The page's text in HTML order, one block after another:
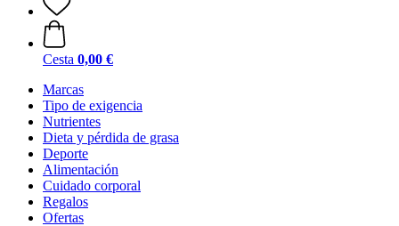
Cesta 0,00 €
Marcas
Tipo de exigencia
Nutrientes
Dieta y pérdida de grasa
Deporte
Alimentación
Cuidado corporal
Regalos
Ofertas